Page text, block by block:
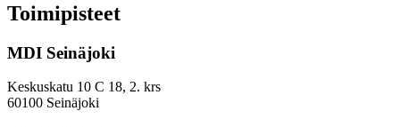
Toimipisteet
MDI Seinäjoki
Keskuskatu 10 C 18, 2. krs
60100 Seinäjoki